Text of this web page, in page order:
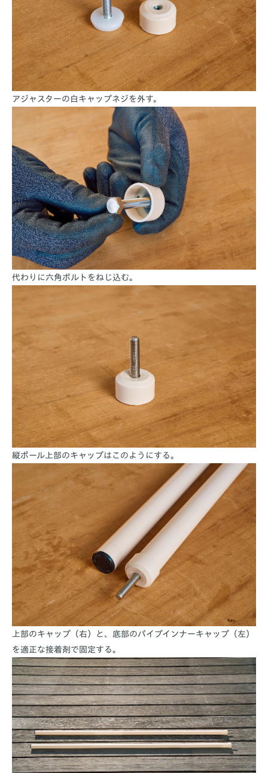
アジャスターの白キャップネジを外す。
代わりに六角ボルトをねじ込む。
縦ポール上部のキャップはこのようにする。
上部のキャップ（右）と、底部のパイプインナーキャップ（左）
を適正な接着剤で固定する。